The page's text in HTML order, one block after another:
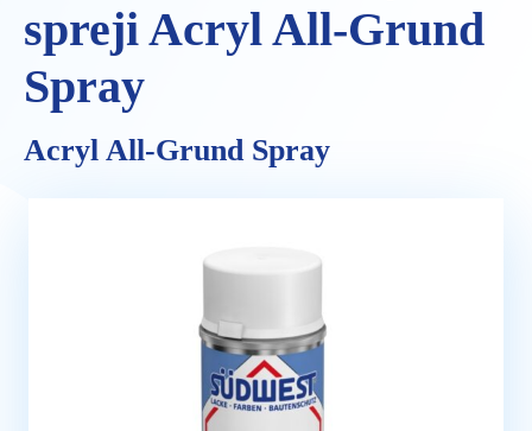
spreji Acryl All-Grund
Spray
Acryl All-Grund Spray